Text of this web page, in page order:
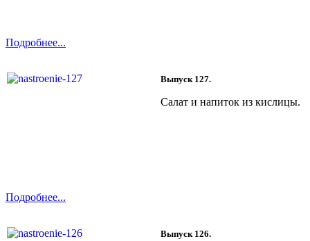
Подробнее...
Выпуск 127.
Салат и напиток из кислицы.
Подробнее...
Выпуск 126.